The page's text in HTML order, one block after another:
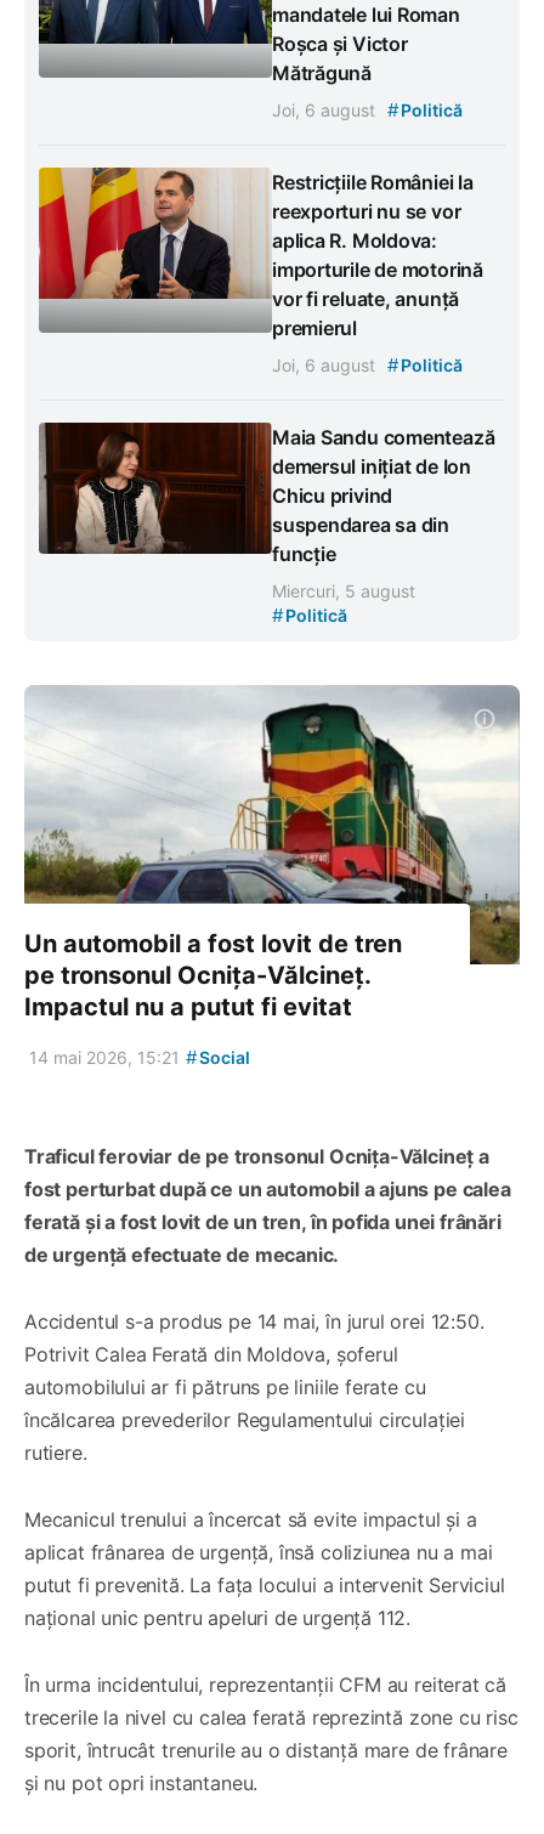
mandatele lui Roman
Roșca și Victor
Mătrăgună
Joi, 6 august #Politică
Restricțiile României la
reexporturi nu se vor
aplica R. Moldova:
importurile de motorină
vor fi reluate, anunță
premierul
Joi, 6 august #Politică
Maia Sandu comentează
demersul inițiat de Ion
Chicu privind
suspendarea sa din
funcție
Miercuri, 5 august
#Politică
Un automobil a fost lovit de tren
pe tronsonul Ocnița-Vălcineț.
Impactul nu a putut fi evitat
14 mai 2026, 15:21 #Social
Traficul feroviar de pe tronsonul Ocnița-Vălcineț a
fost perturbat după ce un automobil a ajuns pe calea
ferată și a fost lovit de un tren, în pofida unei frânări
de urgență efectuate de mecanic.
Accidentul s-a produs pe 14 mai, în jurul orei 12:50.
Potrivit Calea Ferată din Moldova, șoferul
automobilului ar fi pătruns pe liniile ferate cu
încălcarea prevederilor Regulamentului circulației
rutiere.
Mecanicul trenului a încercat să evite impactul și a
aplicat frânarea de urgență, însă coliziunea nu a mai
putut fi prevenită. La fața locului a intervenit Serviciul
național unic pentru apeluri de urgență 112.
În urma incidentului, reprezentanții CFM au reiterat că
trecerile la nivel cu calea ferată reprezintă zone cu risc
sporit, întrucât trenurile au o distanță mare de frânare
și nu pot opri instantaneu.